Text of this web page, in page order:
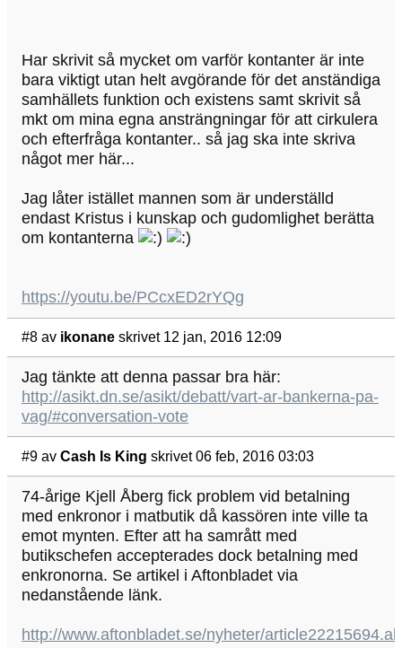
Har skrivit så mycket om varför kontanter är inte
bara viktigt utan helt avgörande för det anständiga
samhällets funktion och existens samt skrivit så
mkt om mina egna ansträngningar för att cirkulera
och efterfråga kontanter.. så jag ska inte skriva
något mer här...
Jag låter istället mannen som är underställd
endast Kristus i kunskap och gudomlighet berätta
om kontanterna
https://youtu.be/PCcxED2rYQg
#8 av ikonane skrivet 12 jan, 2016 12:09
Jag tänkte att denna passar bra här:
http://asikt.dn.se/asikt/debatt/vart-ar-bankerna-pa-
vag/#conversation-vote
#9 av Cash Is King skrivet 06 feb, 2016 03:03
74-årige Kjell Åberg fick problem vid betalning
med enkronor i matbutik då kassören inte ville ta
emot mynten. Efter att ha samrått med
butikschefen accepterades dock betalning med
enkronorna. Se artikel i Aftonbladet via
nedanstående länk.
http://www.aftonbladet.se/nyheter/article22215694.ab